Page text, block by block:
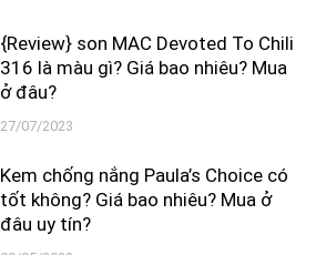
{Review} son MAC Devoted To Chili
316 là màu gì? Giá bao nhiêu? Mua
ở đâu?
27/07/2023
Kem chống nắng Paula’s Choice có
tốt không? Giá bao nhiêu? Mua ở
đâu uy tín?